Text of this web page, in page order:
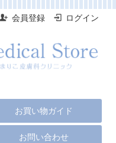
会員登録 ログイン
お買い物ガイド
お問い合わせ